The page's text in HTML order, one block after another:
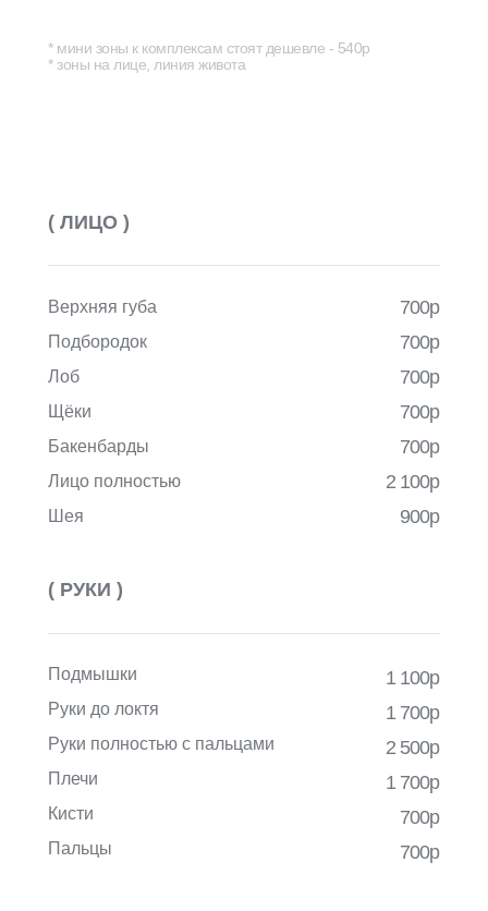
* мини зоны к комплексам стоят дешевле - 540р
* зоны на лице, линия живота
Подмышки
Руки до локтя
Руки полностью с пальцами
Плечи
Кисти
Пальцы
1 100р
2 500р
( РУКИ )
700р
700р
1 700р
1 700р
( ЛИЦО )
Верхняя губа
Подбородок
Лоб
Щёки
Бакенбарды
Лицо полностью
Шея
700р
900р
2 100р
700р
700р
700р
700р